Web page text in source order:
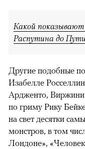
Какой показывают
Распутина до
Другие подобные
Изабелле
Ардженто,
по гриму Рику
на свет десятки
монстров, в том
Лондоне»,